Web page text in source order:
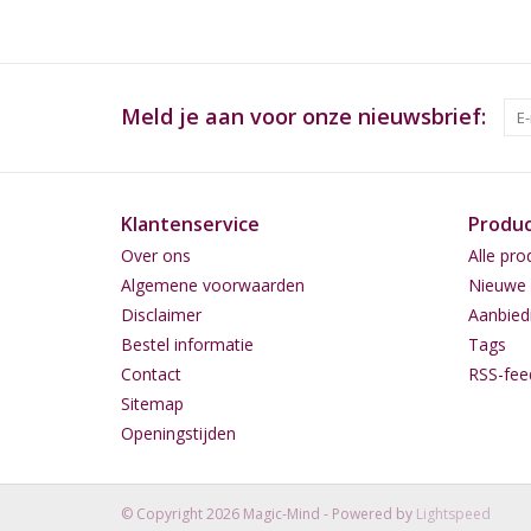
Meld je aan voor onze nieuwsbrief:
Klantenservice
Over ons
Algemene voorwaarden
Disclaimer
Bestel informatie
Contact
Sitemap
Openingstijden
Alle
Tags
RSS-
© Copyright 2026 Magic-Mind - Powered by Lightspeed